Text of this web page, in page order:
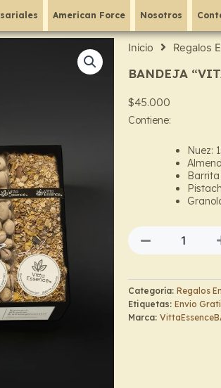
American Force Nosotros
Inicio Regalos
BANDEJA
$45.000
Contiene:
Nuez:
BANDEJA
"VITAL
&
cantidad
Categoría: Regalos
Etiquetas: Envio
Marca: